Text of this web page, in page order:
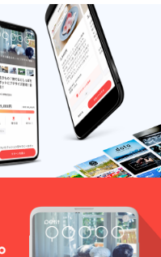
心筋梗
塞、て
んかん
の既往
がある
・現
在、脳
の病気
を抱え
ている
・術後1
か月以
内のケ
ガもし
などが
ある ・
白内障